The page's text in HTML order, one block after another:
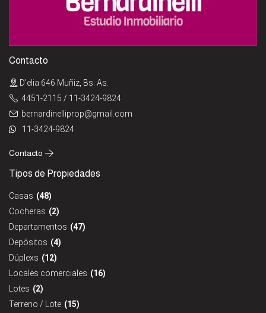
Contacto
D'elia 646 Muñiz, Bs. As.
4451-2115 / 11-3424-9824
bernardinelliprop@gmail.com
11-3424-9824
Contacto
Tipos de Propiedades
Casas (48)
Cocheras (2)
Departamentos (47)
Depósitos (4)
Dúplexs (12)
Locales comerciales (16)
Lotes (2)
Terreno / Lote (15)